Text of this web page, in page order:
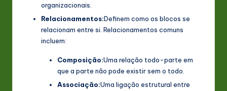
organizacionais.
Relacionamentos:Definem como os blocos se
relacionam entre si. Relacionamentos comuns
incluem:
Composição:Uma relação todo-parte em
que a parte não pode existir sem o todo.
Associação:Uma ligação estrutural entre